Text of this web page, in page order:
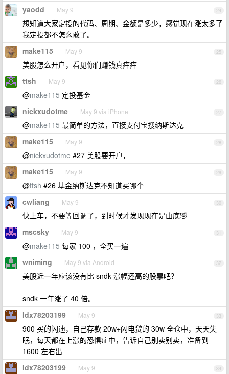
24
yaodd May 9
想知道大家定投的代码、周期、金额是多少，感觉现在涨太多了
我定投都不怎么敢了。
25
make115 May 9
美股怎么开户，看见你们赚钱真痒痒
26
ttsh May 9
@make115 定投基金
27
nickxudotme May 9 via iPhone
@make115 最简单的方法，直接支付宝搜纳斯达克
28
make115 May 9
@nickxudotme #27 美股要开户，
29
make115 May 9
@ttsh #26 基金纳斯达克不知道买哪个
30
cwliang May 9
快上车，不要等回调了，到时候才发现现在是山底🤣
31
mscsky May 9
@make115 每家 100 ，全买一遍
32
wniming May 9 via Android
美股近一年应该没有比 sndk 涨幅还高的股票吧？
sndk 一年涨了 40 倍。
33
ldx78203199 May 9
900 买的闪迪，自己存款 20w+闪电贷的 30w 全仓中，天天失
眠，每天都在上涨的恐惧症中，告诉自己别卖别卖，准备到
1600 左右出
34
ldx78203199 May 9